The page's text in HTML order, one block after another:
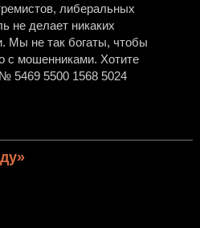
либеральных
не делает никаких
Мы не так богаты, чтобы
с мошенниками. Хотите
5469 5500 1568 5024